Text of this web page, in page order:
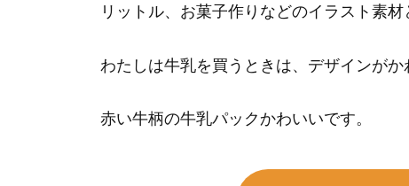
リットル、お菓子作りなどのイラスト素材
わたしは牛乳を買うときは、デザインがか
赤い牛柄の牛乳パックかわいいです。